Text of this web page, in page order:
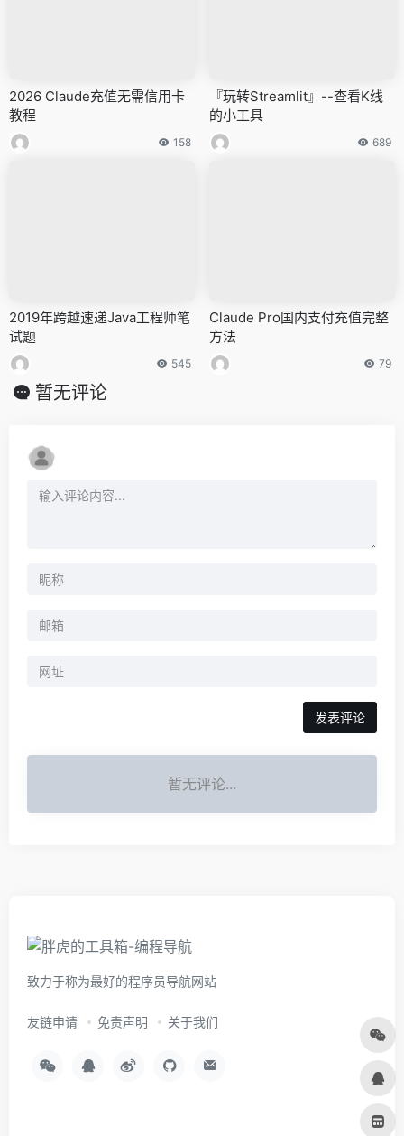
2026 Claude充值无需信用卡
教程
158
『玩转Streamlit』--查看K线
的小工具
689
2019年跨越速递Java工程师笔
试题
545
Claude Pro国内支付充值完整
方法
79
暂无评论
暂无评论...
致力于称为最好的程序员导航网站
友链申请 免责声明 关于我们